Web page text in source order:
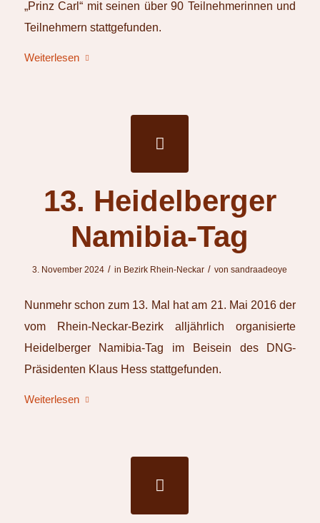
„Prinz Carl“ mit seinen über 90 Teilnehmerinnen und
Teilnehmern stattgefunden.
Weiterlesen
13. Heidelberger
Namibia-Tag
3. November 2024 / in Bezirk Rhein-Neckar / vonsandraadeoye
Nunmehr schon zum 13. Mal hat am 21. Mai 2016 der
vom Rhein-Neckar-Bezirk alljährlich organisierte
Heidelberger Namibia-Tag im Beisein des DNG-
Präsidenten Klaus Hess stattgefunden.
Weiterlesen